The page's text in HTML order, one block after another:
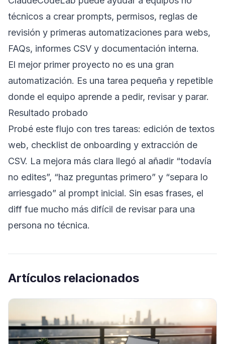
técnicos a crear prompts, permisos, reglas de
revisión y primeras automatizaciones para webs,
FAQs, informes CSV y documentación interna.
El mejor primer proyecto no es una gran
automatización. Es una tarea pequeña y repetible
donde el equipo aprende a pedir, revisar y parar.
Resultado probado
Probé este flujo con tres tareas: edición de textos
web, checklist de onboarding y extracción de
CSV. La mejora más clara llegó al añadir “todavía
no edites”, “haz preguntas primero” y “separa lo
arriesgado” al prompt inicial. Sin esas frases, el
diff fue mucho más difícil de revisar para una
persona no técnica.
Artículos relacionados